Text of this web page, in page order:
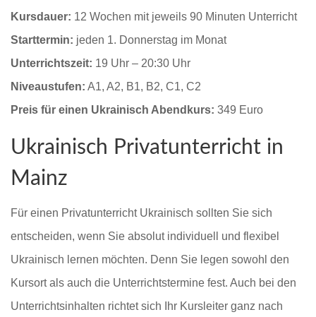
Kursdauer: 12 Wochen mit jeweils 90 Minuten Unterricht
Starttermin: jeden 1. Donnerstag im Monat
Unterrichtszeit: 19 Uhr – 20:30 Uhr
Niveaustufen: A1, A2, B1, B2, C1, C2
Preis für einen Ukrainisch Abendkurs: 349 Euro
Ukrainisch Privatunterricht in
Mainz
Für einen Privatunterricht Ukrainisch sollten Sie sich
entscheiden, wenn Sie absolut individuell und flexibel
Ukrainisch lernen möchten. Denn Sie legen sowohl den
Kursort als auch die Unterrichtstermine fest. Auch bei den
Unterrichtsinhalten richtet sich Ihr Kursleiter ganz nach